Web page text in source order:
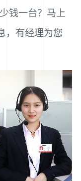
钱一台？马上
，有经理为您